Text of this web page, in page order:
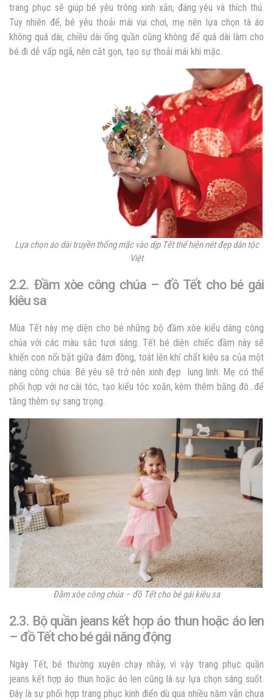
trang phục sẽ giúp bé yêu trông xinh xắn, đáng yêu và thích thú.
Tuy nhiên để, bé yêu thoải mái vui chơi, mẹ nên lựa chọn tà áo
không quá dài, chiều dài ống quần cũng không để quá dài làm cho
bé đi dễ vấp ngã, nên cắt gọn, tạo sự thoải mái khi mặc.
Lựa chọn áo dài truyền thống mặc vào dịp Tết thể hiện nét đẹp dân tộc
Việt
2.2. Đầm xòe công chúa – đồ Tết cho bé gái
kiêu sa
Mùa Tết này mẹ diện cho bé những bộ đầm xòe kiểu dáng công
chúa với các màu sắc tươi sáng.Tết bé diện chiếc đầm này sẽ
khiến con nổi bật giữa đám đông, toát lên khí chất kiêu sa của một
nàng công chúa. Bé yêu sẽ trở nên xinh đẹp lung linh. Mẹ có thể
phối hợp với nơ cài tóc, tạo kiểu tóc xoăn, kèm thêm băng đô…để
tăng thêm sự sang trọng.
Đầm xòe công chúa – đồ Tết cho bé gái kiêu sa
2.3. Bộ quần jeans kết hợp áo thun hoặc áo len
– đồ Tết cho bé gái năng động
Ngày Tết, bé thường xuyên chạy nhảy, vì vậy trang phục quần
jeans kết hợp áo thun hoặc áo len cũng là sự lựa chọn sáng suốt.
Đây là sự phối hợp trang phục kinh điển dù qua nhiều năm vẫn chưa